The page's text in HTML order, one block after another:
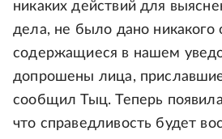
никаких действий для
дела, не было дано никакого
содержащиеся в нашем
допрошены лица,
сообщил Тыц. Теперь
что справедливость будет